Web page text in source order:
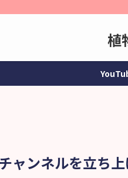
植
ャンネルを立ち